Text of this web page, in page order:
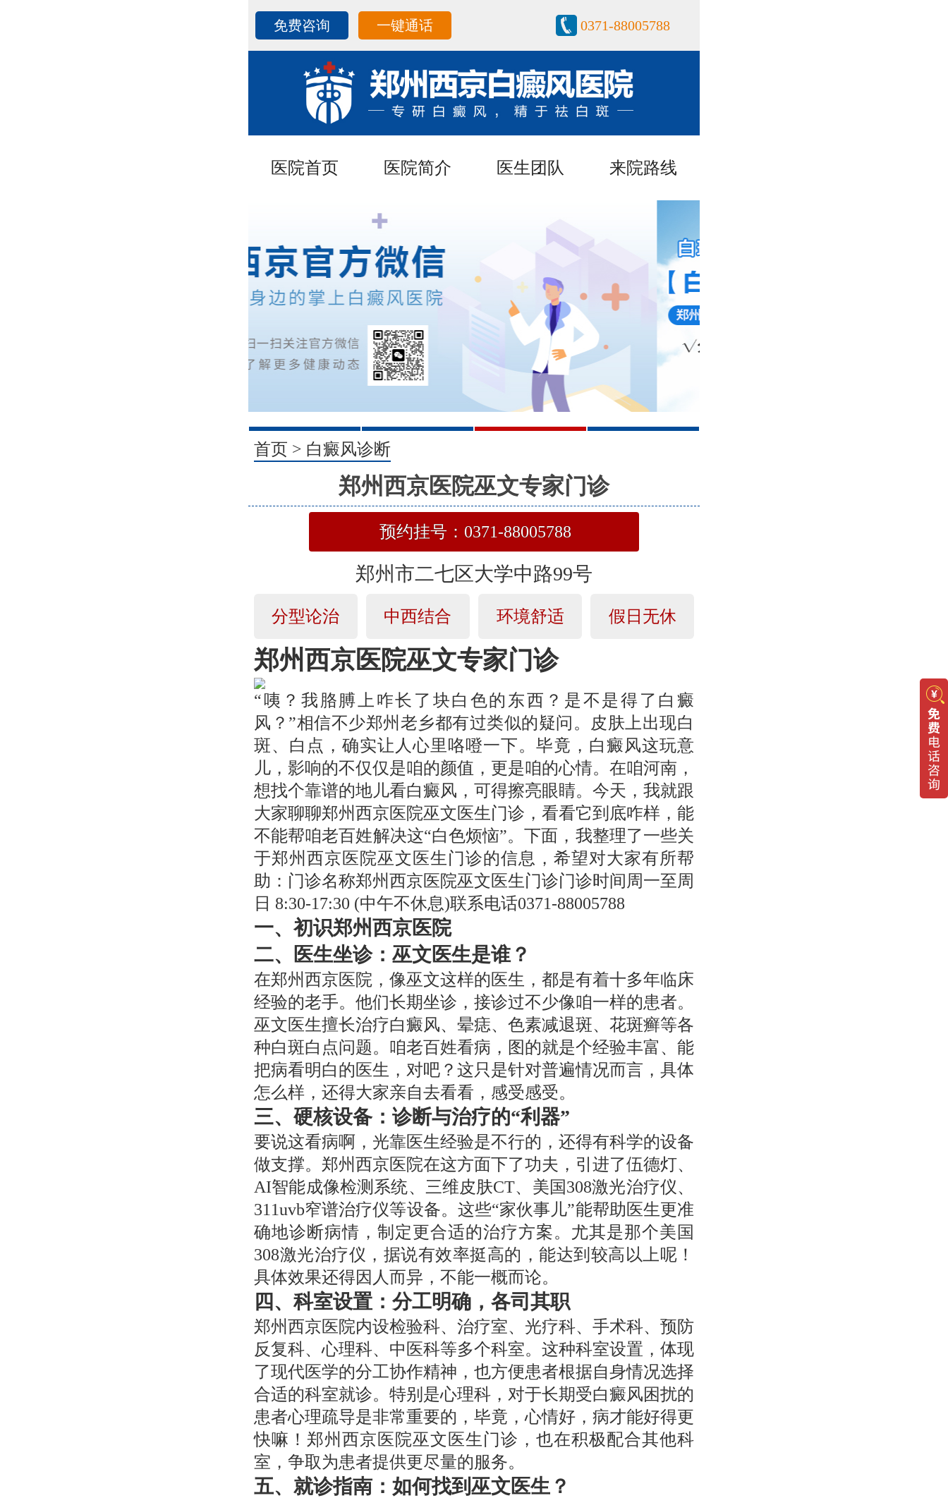
免费咨询 一键通话 0371-88005788
医院首页 医院简介 医生团队 来院路线
1 2 3 4
首页 > 白癜风诊断
郑州西京医院巫文专家门诊
预约挂号：0371-88005788
郑州市二七区大学中路99号
分型论治 中西结合 环境舒适 假日无休
郑州西京医院巫文专家门诊
“咦？我胳膊上咋长了块白色的东西？是不是得了白癜
风？”相信不少郑州老乡都有过类似的疑问。皮肤上出现白
斑、白点，确实让人心里咯噔一下。毕竟，白癜风这玩意
儿，影响的不仅仅是咱的颜值，更是咱的心情。在咱河南，
想找个靠谱的地儿看白癜风，可得擦亮眼睛。今天，我就跟
大家聊聊郑州西京医院巫文医生门诊，看看它到底咋样，能
不能帮咱老百姓解决这“白色烦恼”。下面，我整理了一些关
于郑州西京医院巫文医生门诊的信息，希望对大家有所帮
助：门诊名称郑州西京医院巫文医生门诊门诊时间周一至周
日 8:30-17:30 (中午不休息)联系电话0371-88005788
一、初识郑州西京医院
二、医生坐诊：巫文医生是谁？
在郑州西京医院，像巫文这样的医生，都是有着十多年临床
经验的老手。他们长期坐诊，接诊过不少像咱一样的患者。
巫文医生擅长治疗白癜风、晕痣、色素减退斑、花斑癣等各
种白斑白点问题。咱老百姓看病，图的就是个经验丰富、能
把病看明白的医生，对吧？这只是针对普遍情况而言，具体
怎么样，还得大家亲自去看看，感受感受。
三、硬核设备：诊断与治疗的“利器”
要说这看病啊，光靠医生经验是不行的，还得有科学的设备
做支撑。郑州西京医院在这方面下了功夫，引进了伍德灯、
AI智能成像检测系统、三维皮肤CT、美国308激光治疗仪、
311uvb窄谱治疗仪等设备。这些“家伙事儿”能帮助医生更准
确地诊断病情，制定更合适的治疗方案。尤其是那个美国
308激光治疗仪，据说有效率挺高的，能达到较高以上呢！
具体效果还得因人而异，不能一概而论。
四、科室设置：分工明确，各司其职
郑州西京医院内设检验科、治疗室、光疗科、手术科、预防
反复科、心理科、中医科等多个科室。这种科室设置，体现
了现代医学的分工协作精神，也方便患者根据自身情况选择
合适的科室就诊。特别是心理科，对于长期受白癜风困扰的
患者心理疏导是非常重要的，毕竟，心情好，病才能好得更
快嘛！郑州西京医院巫文医生门诊，也在积极配合其他科
室，争取为患者提供更尽量的服务。
五、就诊指南：如何找到巫文医生？